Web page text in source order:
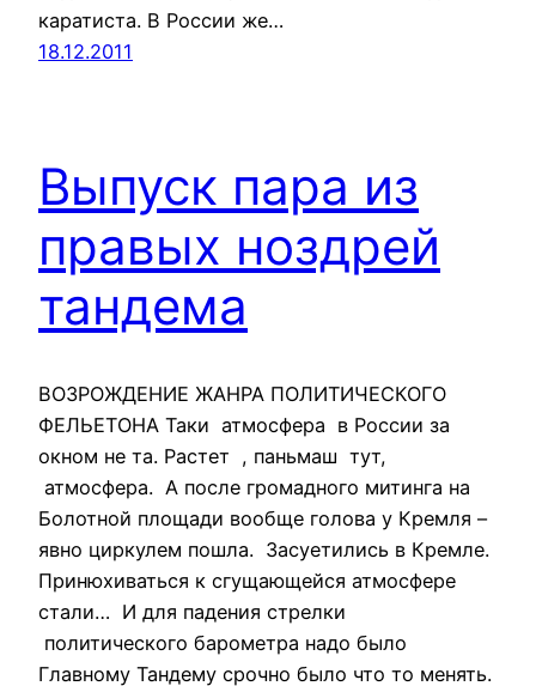
каратиста. В России же…
18.12.2011
Выпуск пара из
правых ноздрей
тандема
ВОЗРОЖДЕНИЕ ЖАНРА ПОЛИТИЧЕСКОГО
ФЕЛЬЕТОНА Таки атмосфера в России за
окном не та. Растет , паньмаш тут,
атмосфера. А после громадного митинга на
Болотной площади вообще голова у Кремля –
явно циркулем пошла. Засуетились в Кремле.
Принюхиваться к сгущающейся атмосфере
стали… И для падения стрелки
политического барометра надо было
Главному Тандему срочно было что то менять.